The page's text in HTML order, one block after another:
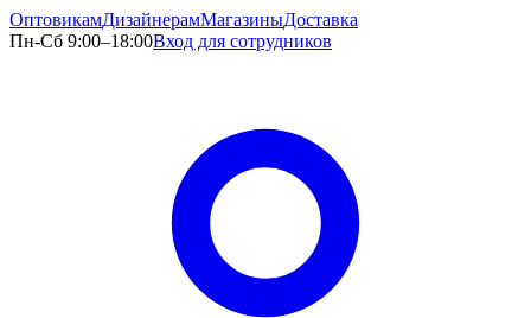
ОптовикамДизайнерамМагазиныДоставка
Пн-Сб 9:00–18:00Вход для сотрудников